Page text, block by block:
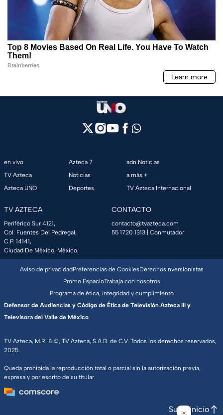
en vivo
TV Azteca
Azteca UNO
Azteca 7
Noticias
Deportes
adn Noticias
a más +
TV Azteca Internacional
TV AZTECA
Periférico Sur 4121,
Col. Fuentes Del Pedregal,
C.P. 14141,
Ciudad De México, México.
CONTACTO
contacto@tvazteca.com
55 1720 1313 | Conmutador
TV Azteca, M.R. & ©, TV Azteca, S.A.B. de C.V. Todos los derechos reservados,
2025.
Queda prohibida la reproducción total o parcial sin la autorización previa,
expresa y por escrito de su titular.
Aviso de privacidadPreferencias de CookiesDerechosInversionistas
Promo EspacioTrabaja con nosotros
Programa de ética, integridad y cumplimiento
Defensor de Audiencias y Código de Ética de Televisión Azteca III y
Televisora del Valle de México
Subir inicio